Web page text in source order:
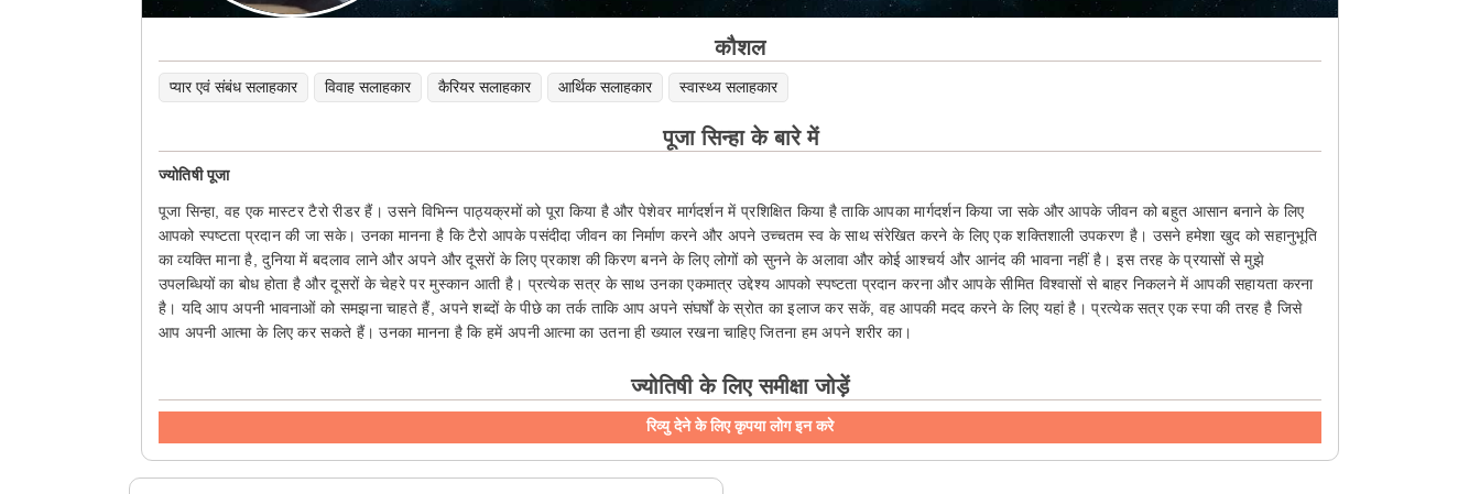
कौशल
प्यार एवं संबंध सलाहकार विवाह सलाहकार कैरियर सलाहकार आर्थिक सलाहकार स्वास्थ्य सलाहकार
पूजा सिन्हा के बारे में
ज्योतिषी पूजा
पूजा सिन्हा, वह एक मास्टर टैरो रीडर हैं। उसने विभिन्न पाठ्यक्रमों को पूरा किया है और पेशेवर मार्गदर्शन में प्रशिक्षित किया है ताकि आपका मार्गदर्शन किया जा सके और आपके जीवन को बहुत आसान बनाने के लिए
आपको स्पष्टता प्रदान की जा सके। उनका मानना ​​है कि टैरो आपके पसंदीदा जीवन का निर्माण करने और अपने उच्चतम स्व के साथ संरेखित करने के लिए एक शक्तिशाली उपकरण है। उसने हमेशा खुद को सहानुभूति
का व्यक्ति माना है, दुनिया में बदलाव लाने और अपने और दूसरों के लिए प्रकाश की किरण बनने के लिए लोगों को सुनने के अलावा और कोई आश्चर्य और आनंद की भावना नहीं है। इस तरह के प्रयासों से मुझे
उपलब्धियों का बोध होता है और दूसरों के चेहरे पर मुस्कान आती है। प्रत्येक सत्र के साथ उनका एकमात्र उद्देश्य आपको स्पष्टता प्रदान करना और आपके सीमित विश्वासों से बाहर निकलने में आपकी सहायता करना
है। यदि आप अपनी भावनाओं को समझना चाहते हैं, अपने शब्दों के पीछे का तर्क ताकि आप अपने संघर्षों के स्रोत का इलाज कर सकें, वह आपकी मदद करने के लिए यहां है। प्रत्येक सत्र एक स्पा की तरह है जिसे
आप अपनी आत्मा के लिए कर सकते हैं। उनका मानना ​​है कि हमें अपनी आत्मा का उतना ही ख्याल रखना चाहिए जितना हम अपने शरीर का।
ज्योतिषी के लिए समीक्षा जोड़ें
रिव्यु देने के लिए कृपया लोग इन करे